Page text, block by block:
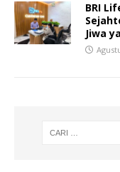
BRI
Jiwa